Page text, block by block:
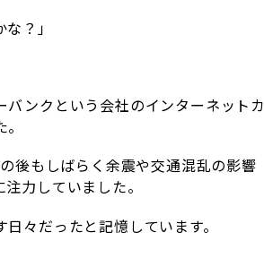
？」
ンクという会社のインターネットカ
後もしばらく余震や交通混乱の影響
力していました。
々だったと記憶しています。